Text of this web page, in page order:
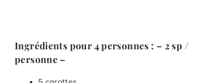
Ingrédients pour 4 personnes : – 2 sp /
personne –